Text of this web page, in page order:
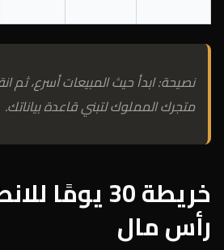
نصيحة: ابدأ حيث المبيعات أسرع، ثم
متجرك المملوك لتبني قاعدة بياناتك.
خريطة 30
رأس مال